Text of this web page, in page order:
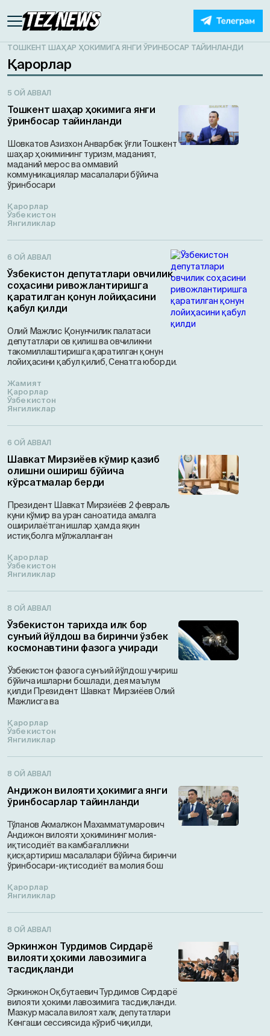
ТОШКЕНТ ШАҲАР ҲОКИМИГА ЯНГИ ЎРИНБОСАР ТАЙИНЛАНДИ
Қарорлар
5 ОЙ АВВАЛ
Тошкент шаҳар ҳокимига янги
ўринбосар тайинланди
Шовкатов Азизхон Анварбек ўғли Тошкент
шаҳар ҳокимининг туризм, маданият,
маданий мерос ва оммавий
коммуникациялар масалалари бўйича
ўринбосари
Қарорлар
Ўзбекистон
Янгиликлар
6 ОЙ АВВАЛ
Ўзбекистон депутатлари овчилик
соҳасини ривожлантиришга
қаратилган қонун лойиҳасини
қабул қилди
Олий Мажлис Қонунчилик палатаси
депутатлари ов қилиш ва овчиликни
такомиллаштиришга қаратилган қонун
лойиҳасини қабул қилиб, Сенатга юборди.
Жамият
Қарорлар
Ўзбекистон
Янгиликлар
6 ОЙ АВВАЛ
Шавкат Мирзиёев кўмир қазиб
олишни ошириш бўйича
кўрсатмалар берди
Президент Шавкат Мирзиёев 2 февраль
куни кўмир ва уран саноатида амалга
оширилаётган ишлар ҳамда яқин
истиқболга мўлжалланган
Қарорлар
Ўзбекистон
Янгиликлар
8 ОЙ АВВАЛ
Ўзбекистон тарихда илк бор
сунъий йўлдош ва биринчи ўзбек
космонавтини фазога учиради
Ўзбекистон фазога сунъий йўлдош учириш
бўйича ишларни бошлади, дея маълум
қилди Президент Шавкат Мирзиёев Олий
Мажлисга ва
Қарорлар
Ўзбекистон
Янгиликлар
8 ОЙ АВВАЛ
Андижон вилояти ҳокимига янги
ўринбосарлар тайинланди
Тўланов Акмалжон Махамматумарович
Андижон вилояти ҳокимининг молия-
иқтисодиёт ва камбағалликни
қисқартириш масалалари бўйича биринчи
ўринбосари-иқтисодиёт ва молия бош
Қарорлар
Янгиликлар
8 ОЙ АВВАЛ
Эркинжон Турдимов Сирдарё
вилояти ҳокими лавозимига
тасдиқланди
Эркинжон Оқбутаевич Турдимов Сирдарё
вилояти ҳокими лавозимига тасдиқланди.
Мазкур масала вилоят халқ депутатлари
Кенгаши сессиясида кўриб чиқилди,